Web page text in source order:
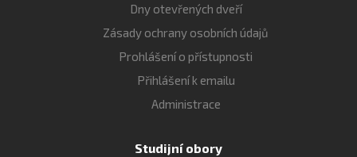
Dny otevřených dveří
Zásady ochrany osobních údajů
Prohlášení o přístupnosti
Přihlášení k emailu
Administrace
Studijní obory